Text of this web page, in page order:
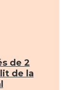
de 2
de la